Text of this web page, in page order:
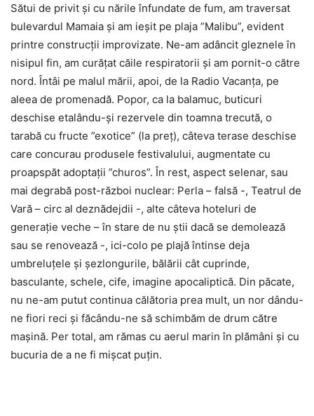
Sătui de privit și cu nările înfundate de fum, am traversat
bulevardul Mamaia și am ieșit pe plaja ”Malibu”, evident
printre construcții improvizate. Ne-am adâncit gleznele în
nisipul fin, am curățat căile respiratorii și am pornit-o către
nord. Întâi pe malul mării, apoi, de la Radio Vacanța, pe
aleea de promenadă. Popor, ca la balamuc, buticuri
deschise etalându-și rezervele din toamna trecută, o
tarabă cu fructe ”exotice” (la preț), câteva terase deschise
care concurau produsele festivalului, augmentate cu
proapspăt adoptații ”churos”. În rest, aspect selenar, sau
mai degrabă post-război nuclear: Perla – falsă -, Teatrul de
Vară – circ al deznădejdii -, alte câteva hoteluri de
generație veche – în stare de nu știi dacă se demolează
sau se renovează -, ici-colo pe plajă întinse deja
umbreluțele și șezlongurile, bălării cât cuprinde,
basculante, schele, cife, imagine apocaliptică. Din păcate,
nu ne-am putut continua călătoria prea mult, un nor dându-
ne fiori reci și făcându-ne să schimbăm de drum către
mașină. Per total, am rămas cu aerul marin în plămâni și cu
bucuria de a ne fi mișcat puțin.